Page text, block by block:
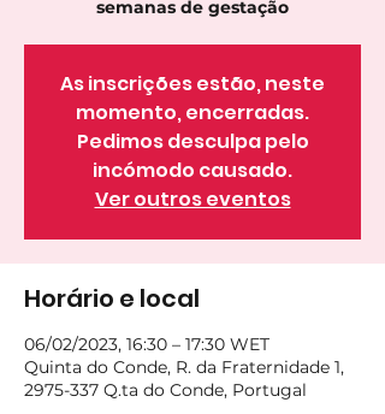
semanas de gestação
As inscrições estão, neste
momento, encerradas.
Pedimos desculpa pelo
incómodo causado.
Ver outros eventos
Horário e local
06/02/2023, 16:30 – 17:30 WET
Quinta do Conde, R. da Fraternidade 1,
2975-337 Q.ta do Conde, Portugal